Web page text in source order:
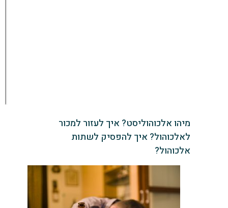
מיהו אלכוהוליסט? איך לעזור למכור
לאלכוהול? איך להפסיק לשתות
אלכוהול?